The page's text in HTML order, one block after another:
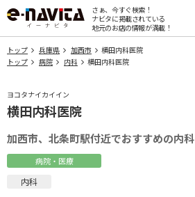
さぁ、今すぐ検索！
ナビタに掲載されている
地元のお店の情報が満載！
トップ 兵庫県 加西市
横田内科医院
トップ
病院 内科 横田内科医院
ヨコタナイカイイン
横田内科医院
加西市、北条町駅付近でおすすめの内科
病院・医療
内科